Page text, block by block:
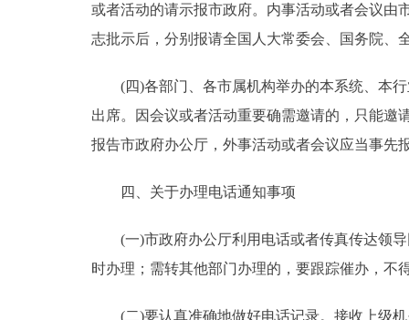
或者活动的请示报市政府。内事活动或者会议由
志批示后，分别报请全国人大常委会、国务院、
(四)各部门、各市属机构举办的本系统、本行
出席。因会议或者活动重要确需邀请的，只能邀
报告市政府办公厅，外事活动或者会议应当事先
四、关于办理电话通知事项
(一)市政府办公厅利用电话或者传真传达领导
时办理；需转其他部门办理的，要跟踪催办，不
(二)要认真准确地做好电话记录。接收上级机